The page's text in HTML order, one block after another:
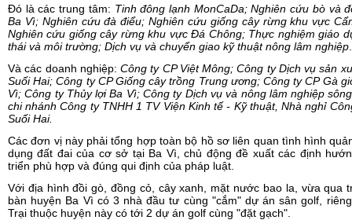
Đó là các trung tâm: Tinh đông lạnh MonCaDa; Nghiên cứu bò và
Ba Vì; Nghiên cứu đà điểu; Nghiên cứu giống cây rừng khu vực
Nghiên cứu giống cây rừng khu vực Đá Chông; Thực nghiệm giáo
thái và môi trường; Dịch vụ và chuyển giao kỹ thuật nông lâm nghiệp
Và các doanh nghiệp:Công ty CP Việt Mông; Công ty Dịch vụ sản
Suối Hai; Công ty CP Giống cây trồng Trung ương; Công ty CP Gà
Vì; Công ty Thủy lợi Ba Vì; Công ty Dịch vụ và nông lâm nghiệp
chi nhánh Công ty TNHH 1 TV Viện Kinh tế - Kỹ thuật, Nhà nghỉ
Suối Hai.
Các đơn vị này phải tổng hợp toàn bộ hồ sơ liên quan tình hình
dụng đất đai của cơ sở tại Ba Vì, chủ động đề xuất các định
triển phù hợp và đúng qui định của pháp luật.
Với địa hình đồi gò, đồng cỏ, cây xanh, mặt nước bao la, vừa qua
bàn huyện Ba Vì có 3 nhà đầu tư cùng "cắm" dự án sân golf,
Trại thuộc huyện này có tới 2 dự án golf cùng "đặt gạch".